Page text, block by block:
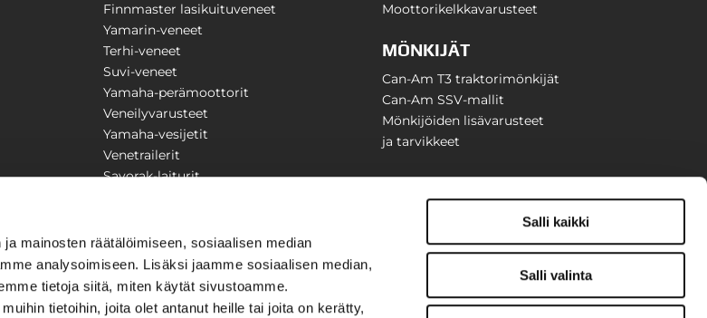
mainosten räätälöimiseen, sosiaalisen median
analysoimiseen. Lisäksi jaamme sosiaalisen median,
tietoja siitä, miten käytät sivustoamme.
tietoihin, joita olet antanut heille tai joita on kerätty,
Salli kaikki
Salli valinta
Finnmaster lasikuituveneet
Yamarin-veneet
Terhi-veneet
Suvi-veneet
Yamaha-perämoottorit
Veneilyvarusteet
Yamaha-vesijetit
Venetrailerit
Savorak-laiturit
Moottorikelkkavarusteet
MÖNKIJÄT
Can-Am T3 traktorimönkijät
Can-Am SSV-mallit
Mönkijöiden lisävarusteet
ja tarvikkeet
Yritysesittely
Yhteystiedot
Huolto ja korjaamo
Ajankohtaista